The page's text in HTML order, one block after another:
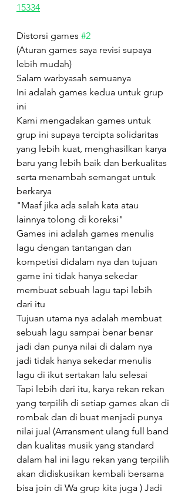
15334
Distorsi games #2
(Aturan games saya revisi supaya
lebih mudah)
Salam warbyasah semuanya
Ini adalah games kedua untuk grup
ini
Kami mengadakan games untuk
grup ini supaya tercipta solidaritas
yang lebih kuat, menghasilkan karya
baru yang lebih baik dan berkualitas
serta menambah semangat untuk
berkarya
"Maaf jika ada salah kata atau
lainnya tolong di koreksi"
Games ini adalah games menulis
lagu dengan tantangan dan
kompetisi didalam nya dan tujuan
game ini tidak hanya sekedar
membuat sebuah lagu tapi lebih
dari itu
Tujuan utama nya adalah membuat
sebuah lagu sampai benar benar
jadi dan punya nilai di dalam nya
jadi tidak hanya sekedar menulis
lagu di ikut sertakan lalu selesai
Tapi lebih dari itu, karya rekan rekan
yang terpilih di setiap games akan di
rombak dan di buat menjadi punya
nilai jual (Arransment ulang full band
dan kualitas musik yang standard
dalam hal ini lagu rekan yang terpilih
akan didiskusikan kembali bersama
bisa join di Wa grup kita juga ) Jadi